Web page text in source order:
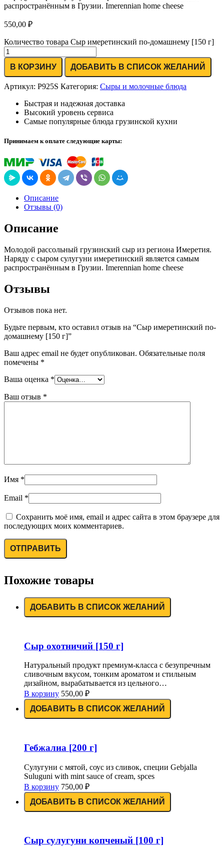
распространённым в Грузии. Imerennian home cheese
550,00 ₽
Количество товара Сыр имеретинский по-домашнему [150 г]
В КОРЗИНУ ДОБАВИТЬ В СПИСОК ЖЕЛАНИЙ
Артикул: P925S Категория: Сыры и молочные блюда
Быстрая и надежная доставка
Высокий уровень сервиса
Самые популярные блюда грузинской кухни
Принимаем к оплате следующие карты:
Описание
Отзывы (0)
Описание
Молодой рассольный грузинский сыр из региона Имеретия.
Наряду с сыром сулугуни имеретинский является самым
распространённым в Грузии. Imerennian home cheese
Отзывы
Отзывов пока нет.
Будьте первым, кто оставил отзыв на “Сыр имеретинский по-
домашнему [150 г]”
Ваш адрес email не будет опубликован. Обязательные поля
помечены *
Ваша оценка *
Ваш отзыв *
Имя *
Email *
Сохранить моё имя, email и адрес сайта в этом браузере для
последующих моих комментариев.
Похожие товары
ДОБАВИТЬ В СПИСОК ЖЕЛАНИЙ
Сыр охотничий [150 г]
Натуральный продукт премиум-класса с безупречным
сливочным вкусом, тонким ароматом и стильным
дизайном, вырабатывается из цельного…
В корзину 550,00 ₽
ДОБАВИТЬ В СПИСОК ЖЕЛАНИЙ
Гебжалиа [200 г]
Сулугуни с мятой, соус из сливок, специи Gebjalla
Suluguni with mint sauce of cream, spces
В корзину 750,00 ₽
ДОБАВИТЬ В СПИСОК ЖЕЛАНИЙ
Сыр сулугуни копченый [100 г]